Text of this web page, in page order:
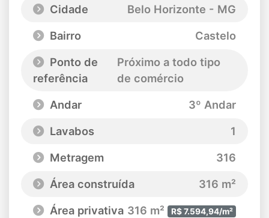
Cidade
Belo Horizonte - MG
Bairro
Castelo
Ponto de
referência
Próximo a todo tipo
de comércio
Andar
3º Andar
Lavabos
1
Metragem
316
Área construída
316 m²
Área privativa 316 m² R$ 7.594,94/m²